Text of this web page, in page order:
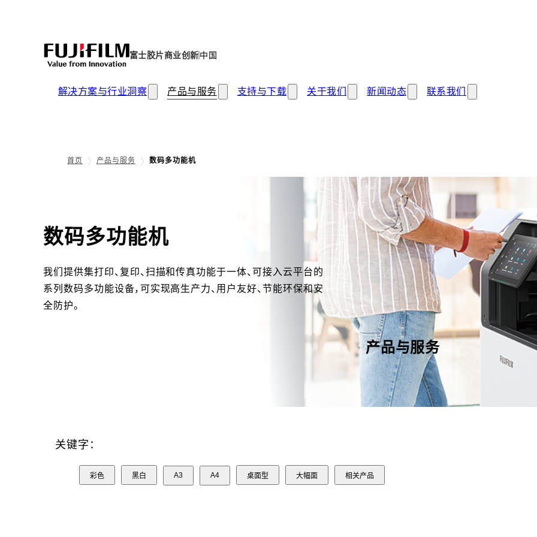
富士胶片商业创新中国
解决方案与行业洞察 产品与服务 支持与下载 关于我们 新闻动态 联系我们
首页 产品与服务 数码多功能机
数码多功能机
我们提供集打印、复印、扫描和传真功能于一体、可接入云平台的
系列数码多功能设备，可实现高生产力、用户友好、节能环保和安
全防护。
产品与服务
关键字：
彩色 黑白 A3 A4 桌面型 大幅面 相关产品